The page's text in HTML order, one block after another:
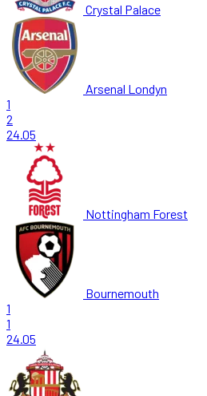
Crystal Palace
Arsenal Londyn
1
2
24.05
Nottingham Forest
Bournemouth
1
1
24.05